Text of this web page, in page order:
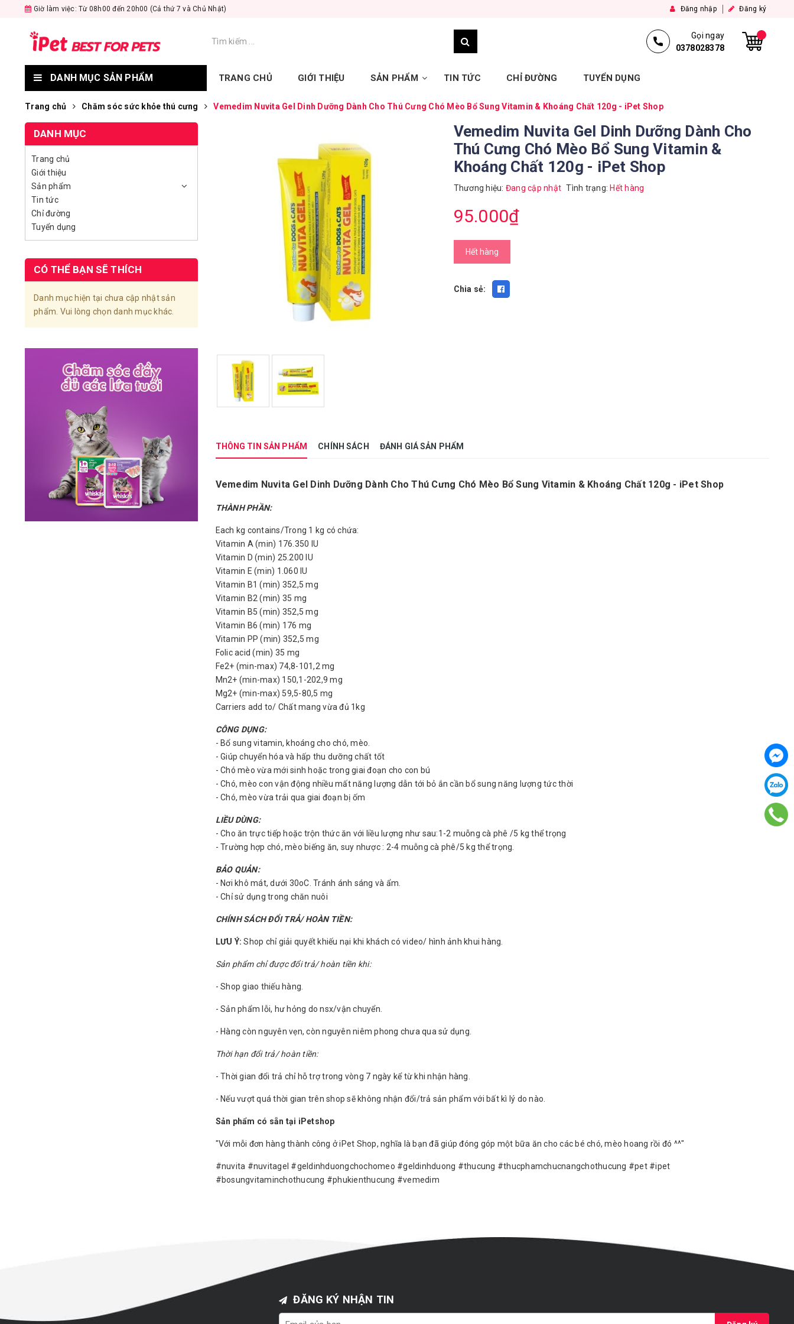
Giờ làm việc: Từ 08h00 đến 20h00 (Cả thứ 7 và Chủ Nhật) Đăng nhập Đăng ký
Gọi ngay
0378028378
DANH MỤC SẢN PHẨM TRANG CHỦ GIỚI THIỆU SẢN PHẨM TIN TỨC CHỈ ĐƯỜNG TUYỂN DỤNG
Trang chủ Chăm sóc sức khỏe thú cưng Vemedim Nuvita Gel Dinh Dưỡng Dành Cho Thú Cưng Chó Mèo Bổ Sung Vitamin & Khoáng Chất 120g - iPet Shop
Vemedim Nuvita Gel Dinh Dưỡng Dành Cho
Thú Cưng Chó Mèo Bổ Sung Vitamin &
Khoáng Chất 120g - iPet Shop
Thương hiệu: Đang cập nhật Tình trạng: Hết hàng
95.000₫
Hết hàng
Chia sẻ:
THÔNG TIN SẢN PHẨM CHÍNH SÁCH ĐÁNH GIÁ SẢN PHẨM
Vemedim Nuvita Gel Dinh Dưỡng Dành Cho Thú Cưng Chó Mèo Bổ Sung Vitamin & Khoáng Chất 120g - iPet Shop
THÀNH PHẦN:
Each kg contains/Trong 1 kg có chứa:
Vitamin A (min) 176.350 IU
Vitamin D (min) 25.200 IU
Vitamin E (min) 1.060 IU
Vitamin B1 (min) 352,5 mg
Vitamin B2 (min) 35 mg
Vitamin B5 (min) 352,5 mg
Vitamin B6 (min) 176 mg
Vitamin PP (min) 352,5 mg
Folic acid (min) 35 mg
Fe2+ (min-max) 74,8-101,2 mg
Mn2+ (min-max) 150,1-202,9 mg
Mg2+ (min-max) 59,5-80,5 mg
Carriers add to/ Chất mang vừa đủ 1kg
CÔNG DỤNG:
- Bổ sung vitamin, khoáng cho chó, mèo.
- Giúp chuyển hóa và hấp thu dưỡng chất tốt
- Chó mèo vừa mới sinh hoặc trong giai đoạn cho con bú
- Chó, mèo con vận động nhiều mất năng lượng dẫn tới bỏ ắn cần bổ sung năng lượng tức thời
- Chó, mèo vừa trải qua giai đoạn bị ốm
LIỀU DÙNG:
- Cho ăn trực tiếp hoặc trộn thức ăn với liều lượng như sau:1-2 muỗng cà phê /5 kg thể trọng
- Trường hợp chó, mèo biếng ăn, suy nhược : 2-4 muỗng cà phê/5 kg thể trọng.
BẢO QUẢN:
- Nơi khô mát, dưới 30oC. Tránh ánh sáng và ẩm.
- Chỉ sử dụng trong chăn nuôi
CHÍNH SÁCH ĐỔI TRẢ/ HOÀN TIỀN:
LƯU Ý: Shop chỉ giải quyết khiếu nại khi khách có video/ hình ảnh khui hàng.
Sản phẩm chỉ được đổi trả/ hoàn tiền khi:
- Shop giao thiếu hàng.
- Sản phẩm lỗi, hư hỏng do nsx/vận chuyển.
- Hàng còn nguyên vẹn, còn nguyên niêm phong chưa qua sử dụng.
Thời hạn đổi trả/ hoàn tiền:
- Thời gian đổi trả chỉ hỗ trợ trong vòng 7 ngày kể từ khi nhận hàng.
- Nếu vượt quá thời gian trên shop sẽ không nhận đổi/trả sản phẩm với bất kì lý do nào.
Sản phẩm có sẵn tại iPetshop
"Với mỗi đơn hàng thành công ở iPet Shop, nghĩa là bạn đã giúp đóng góp một bữa ăn cho các bé chó, mèo hoang rồi đó ^^"
#nuvita #nuvitagel #geldinhduongchochomeo #geldinhduong #thucung #thucphamchucnangchothucung #pet #ipet
#bosungvitaminchothucung #phukienthucung #vemedim
DANH MỤC
Trang chủ
Giới thiệu
Sản phẩm
Tin tức
Chỉ đường
Tuyển dụng
CÓ THỂ BẠN SẼ THÍCH
Danh mục hiện tại chưa cập nhật sản
phẩm. Vui lòng chọn danh mục khác.
ĐĂNG KÝ NHẬN TIN